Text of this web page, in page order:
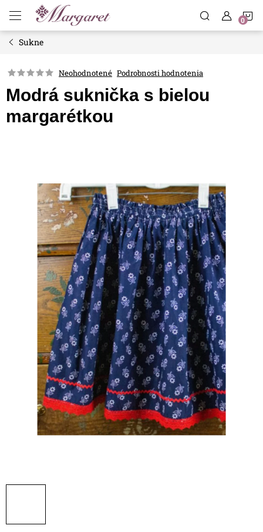
obsah
Sukne
Neohodnotené Podrobnosti hodnotenia
Modrá suknička s bielou
margarétkou